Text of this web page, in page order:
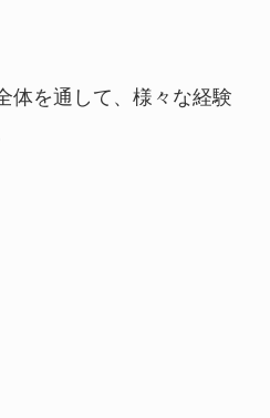
体を通して、様々な経験